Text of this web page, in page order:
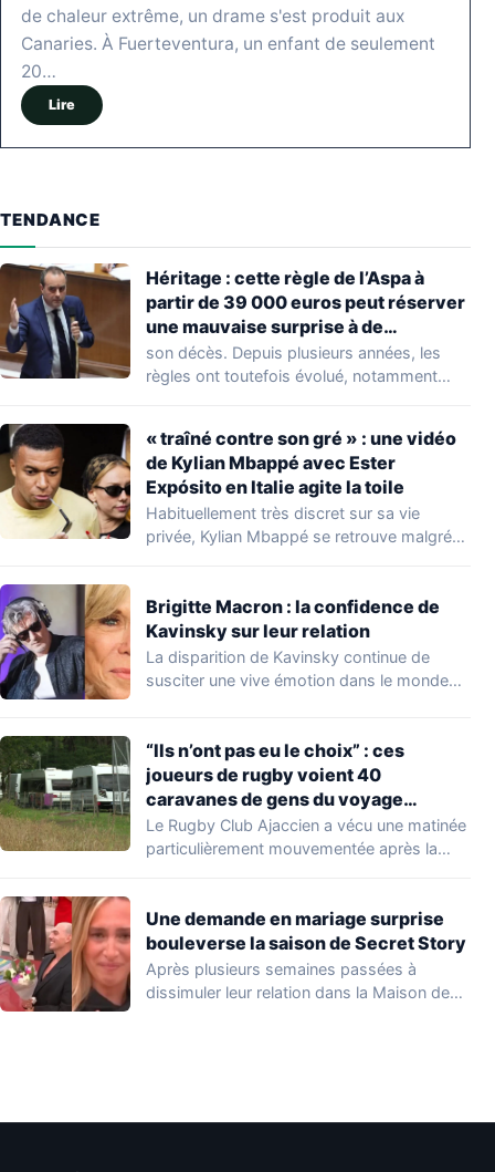
de chaleur extrême, un drame s'est produit aux
Canaries. À Fuerteventura, un enfant de seulement
20…
Lire
TENDANCE
Héritage : cette règle de l’Aspa à
partir de 39 000 euros peut réserver
une mauvaise surprise à de
nombreuses familles
son décès. Depuis plusieurs années, les
règles ont toutefois évolué, notamment
« traîné contre son gré » : une vidéo
de Kylian Mbappé avec Ester
Expósito en Italie agite la toile
Habituellement très discret sur sa vie
privée, Kylian Mbappé se retrouve malgré
Brigitte Macron : la confidence de
Kavinsky sur leur relation
La disparition de Kavinsky continue de
susciter une vive émotion dans le monde
“Ils n’ont pas eu le choix” : ces
joueurs de rugby voient 40
caravanes de gens du voyage
s’installer dans leur stade, ils les
délogent en moins d’1 heure
Le Rugby Club Ajaccien a vécu une matinée
particulièrement mouvementée après la
Une demande en mariage surprise
bouleverse la saison de Secret Story
Après plusieurs semaines passées à
dissimuler leur relation dans la Maison des